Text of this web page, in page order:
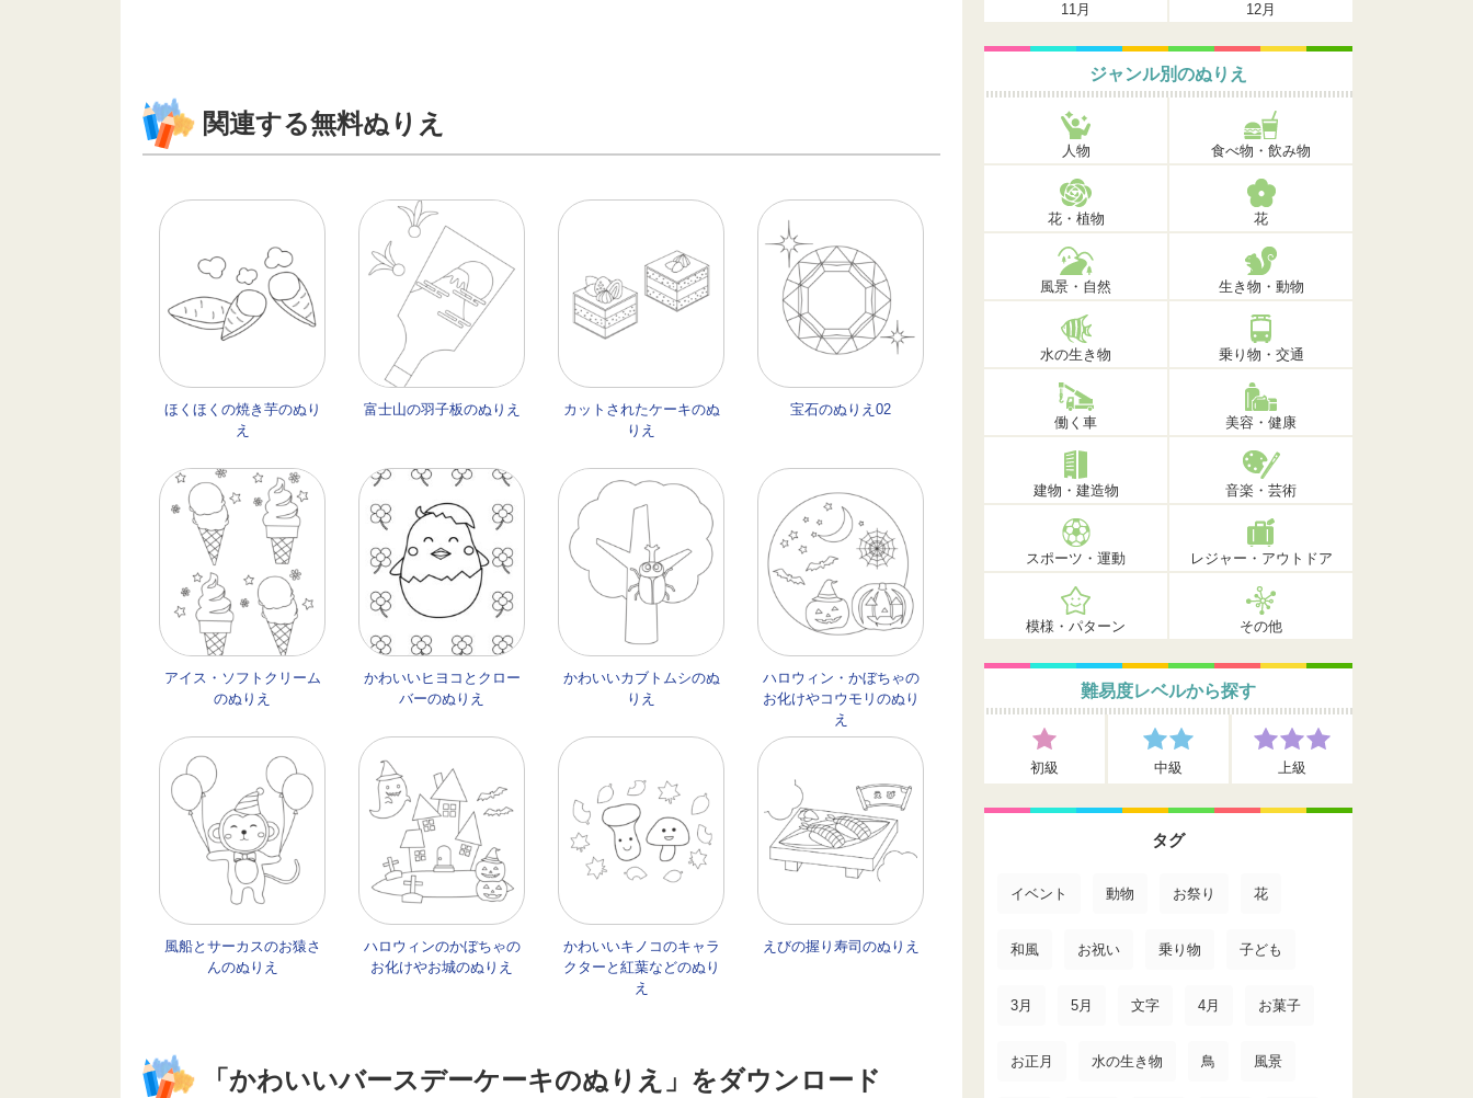
関連する無料ぬりえ
ほくほくの焼き芋のぬり
え
富士山の羽子板のぬりえ
カットされたケーキのぬ
りえ
宝石のぬりえ02
アイス・ソフトクリーム
のぬりえ
かわいいヒヨコとクロー
バーのぬりえ
かわいいカブトムシのぬ
りえ
ハロウィン・かぼちゃの
お化けやコウモリのぬり
え
風船とサーカスのお猿さ
んのぬりえ
ハロウィンのかぼちゃの
お化けやお城のぬりえ
かわいいキノコのキャラ
クターと紅葉などのぬり
え
えびの握り寿司のぬりえ
「かわいいバースデーケーキのぬりえ」をダウンロード
11月 12月
ジャンル別のぬりえ
人物 食べ物・飲み物
花・植物 花
風景・自然 生き物・動物
水の生き物 乗り物・交通
働く車 美容・健康
建物・建造物 音楽・芸術
スポーツ・運動 レジャー・アウトドア
模様・パターン その他
難易度レベルから探す
初級 中級 上級
タグ
イベント 動物 お祭り 花
和風 お祝い 乗り物 子ども
3月 5月 文字 4月 お菓子
お正月 水の生き物 鳥 風景